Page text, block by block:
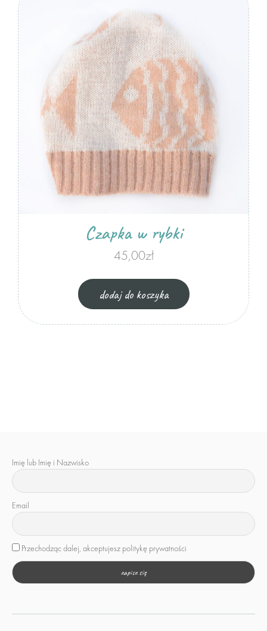
Czapka w rybki
45,00zł
dodaj do koszyka
Imię lub Imię i Nazwisko
Email
Przechodząc dalej, akceptujesz politykę prywatności